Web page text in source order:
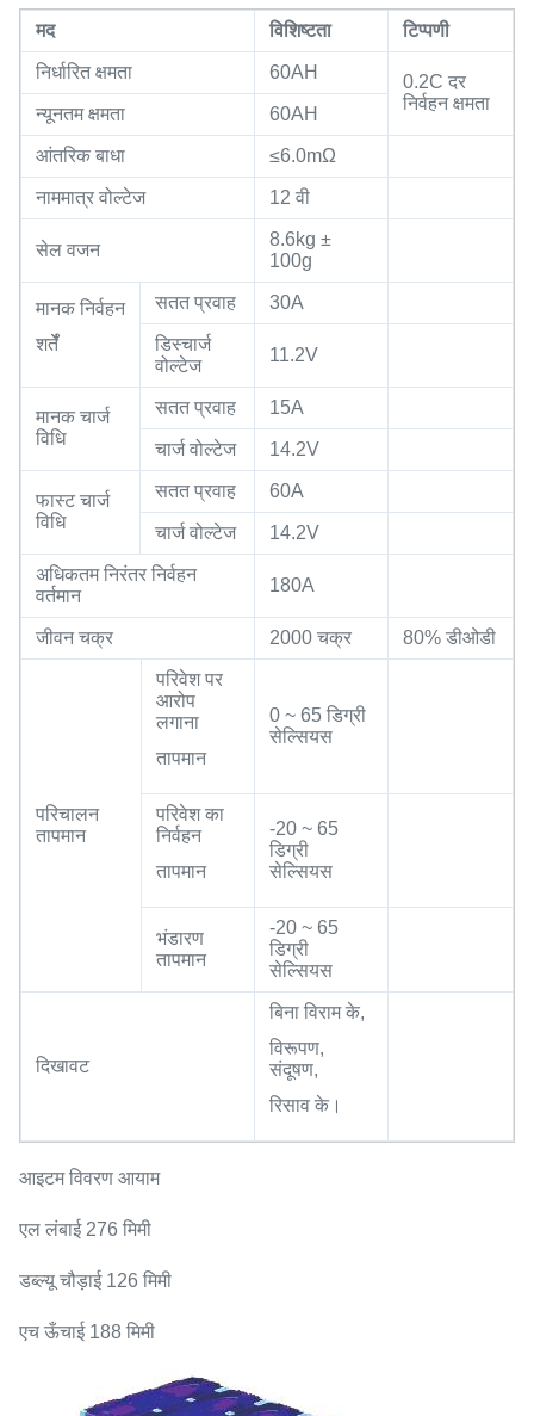
मद विशिष्टता टिप्पणी
निर्धारित क्षमता 60AH
0.2C दर
निर्वहन क्षमता
न्यूनतम क्षमता 60AH
आंतरिक बाधा ≤6.0mΩ
नाममात्र वोल्टेज 12 वी
सेल वजन
8.6kg ±
100g
मानक निर्वहन
शर्तेँ
सतत प्रवाह 30A
डिस्चार्ज
वोल्टेज
11.2V
मानक चार्ज
विधि
सतत प्रवाह 15A
चार्ज वोल्टेज 14.2V
फास्ट चार्ज
विधि
सतत प्रवाह 60A
चार्ज वोल्टेज 14.2V
अधिकतम निरंतर निर्वहन
वर्तमान
180A
जीवन चक्र 2000 चक्र 80% डीओडी
परिचालन
तापमान
परिवेश पर
आरोप
लगाना
तापमान
0 ~ 65 डिग्री
सेल्सियस
परिवेश का
निर्वहन
तापमान
-20 ~ 65
डिग्री
सेल्सियस
भंडारण
तापमान
-20 ~ 65
डिग्री
सेल्सियस
दिखावट
बिना विराम के,
विरूपण,
संदूषण,
रिसाव के।
आइटम विवरण आयाम
एल लंबाई 276 मिमी
डब्ल्यू चौड़ाई 126 मिमी
एच ऊँचाई 188 मिमी